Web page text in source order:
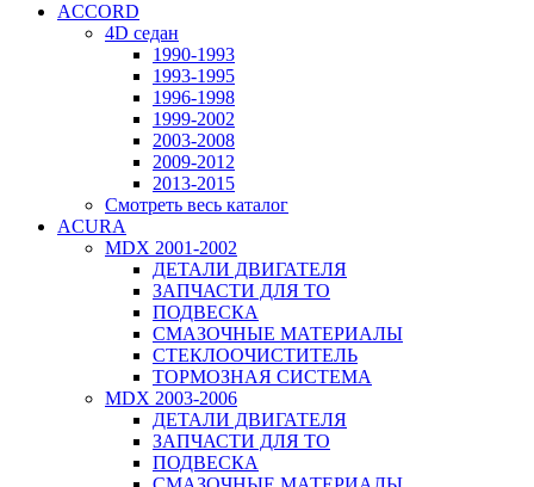
ACCORD
4D седан
1990-1993
1993-1995
1996-1998
1999-2002
2003-2008
2009-2012
2013-2015
Смотреть весь каталог
ACURA
MDX 2001-2002
ДЕТАЛИ ДВИГАТЕЛЯ
ЗАПЧАСТИ ДЛЯ ТО
ПОДВЕСКА
СМАЗОЧНЫЕ МАТЕРИАЛЫ
СТЕКЛООЧИСТИТЕЛЬ
ТОРМОЗНАЯ СИСТЕМА
MDX 2003-2006
ДЕТАЛИ ДВИГАТЕЛЯ
ЗАПЧАСТИ ДЛЯ ТО
ПОДВЕСКА